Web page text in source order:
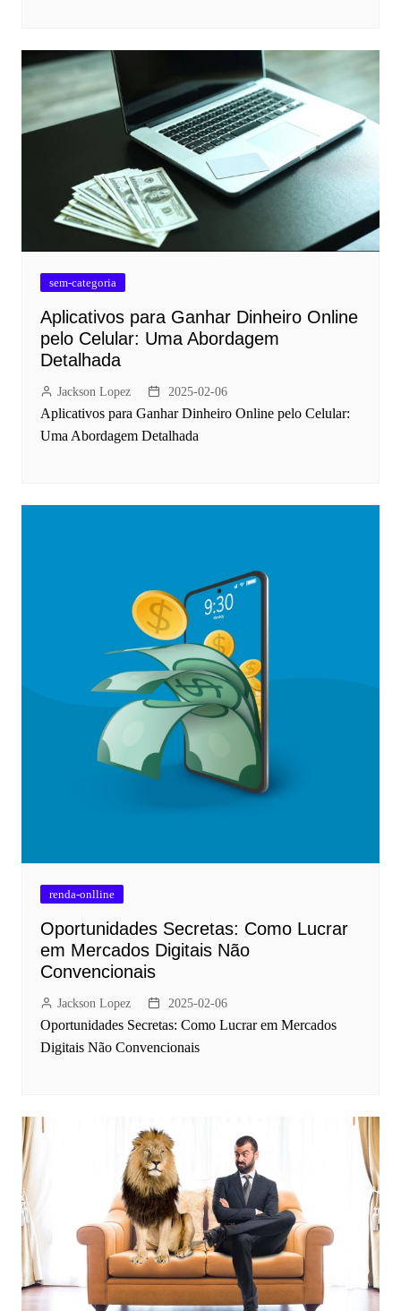
sem-categoria
Aplicativos para Ganhar Dinheiro Online
pelo Celular: Uma Abordagem
Detalhada
Jackson Lopez 2025-02-06
Aplicativos para Ganhar Dinheiro Online pelo Celular:
Uma Abordagem Detalhada
renda-onlline
Oportunidades Secretas: Como Lucrar
em Mercados Digitais Não
Convencionais
Jackson Lopez 2025-02-06
Oportunidades Secretas: Como Lucrar em Mercados
Digitais Não Convencionais